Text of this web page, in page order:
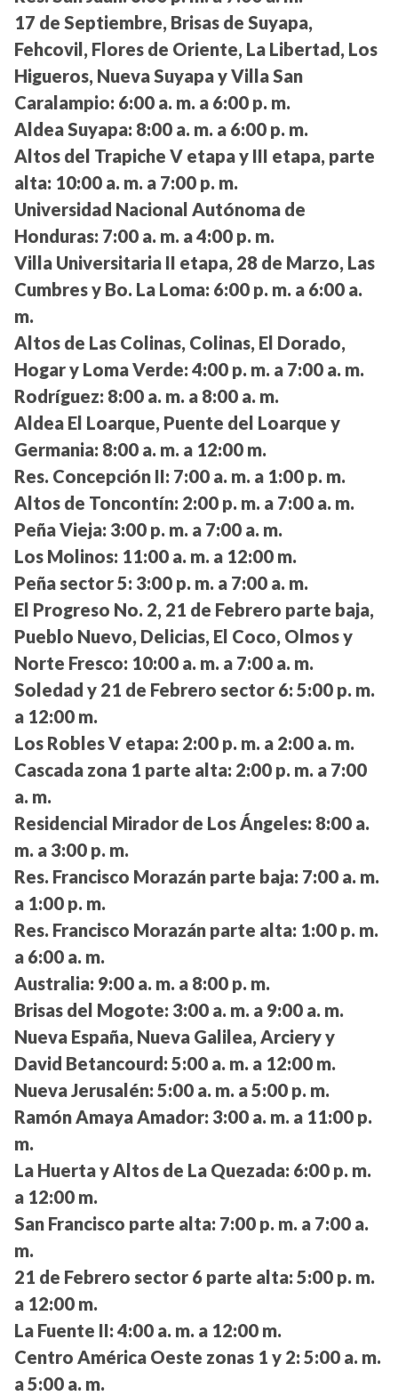
17 de Septiembre, Brisas de Suyapa,
Fehcovil, Flores de Oriente, La Libertad, Los
Higueros, Nueva Suyapa y Villa San
Caralampio: 6:00 a. m. a 6:00 p. m.
Aldea Suyapa: 8:00 a. m. a 6:00 p. m.
Altos del Trapiche V etapa y III etapa, parte
alta: 10:00 a. m. a 7:00 p. m.
Universidad Nacional Autónoma de
Honduras: 7:00 a. m. a 4:00 p. m.
Villa Universitaria II etapa, 28 de Marzo, Las
Cumbres y Bo. La Loma: 6:00 p. m. a 6:00 a.
m.
Altos de Las Colinas, Colinas, El Dorado,
Hogar y Loma Verde: 4:00 p. m. a 7:00 a. m.
Rodríguez: 8:00 a. m. a 8:00 a. m.
Aldea El Loarque, Puente del Loarque y
Germania: 8:00 a. m. a 12:00 m.
Res. Concepción II: 7:00 a. m. a 1:00 p. m.
Altos de Toncontín: 2:00 p. m. a 7:00 a. m.
Peña Vieja: 3:00 p. m. a 7:00 a. m.
Los Molinos: 11:00 a. m. a 12:00 m.
Peña sector 5: 3:00 p. m. a 7:00 a. m.
El Progreso No. 2, 21 de Febrero parte baja,
Pueblo Nuevo, Delicias, El Coco, Olmos y
Norte Fresco: 10:00 a. m. a 7:00 a. m.
Soledad y 21 de Febrero sector 6: 5:00 p. m.
a 12:00 m.
Los Robles V etapa: 2:00 p. m. a 2:00 a. m.
Cascada zona 1 parte alta: 2:00 p. m. a 7:00
a. m.
Residencial Mirador de Los Ángeles: 8:00 a.
m. a 3:00 p. m.
Res. Francisco Morazán parte baja: 7:00 a. m.
a 1:00 p. m.
Res. Francisco Morazán parte alta: 1:00 p. m.
a 6:00 a. m.
Australia: 9:00 a. m. a 8:00 p. m.
Brisas del Mogote: 3:00 a. m. a 9:00 a. m.
Nueva España, Nueva Galilea, Arciery y
David Betancourd: 5:00 a. m. a 12:00 m.
Nueva Jerusalén: 5:00 a. m. a 5:00 p. m.
Ramón Amaya Amador: 3:00 a. m. a 11:00 p.
m.
La Huerta y Altos de La Quezada: 6:00 p. m.
a 12:00 m.
San Francisco parte alta: 7:00 p. m. a 7:00 a.
m.
21 de Febrero sector 6 parte alta: 5:00 p. m.
a 12:00 m.
La Fuente II: 4:00 a. m. a 12:00 m.
Centro América Oeste zonas 1 y 2: 5:00 a. m.
a 5:00 a. m.